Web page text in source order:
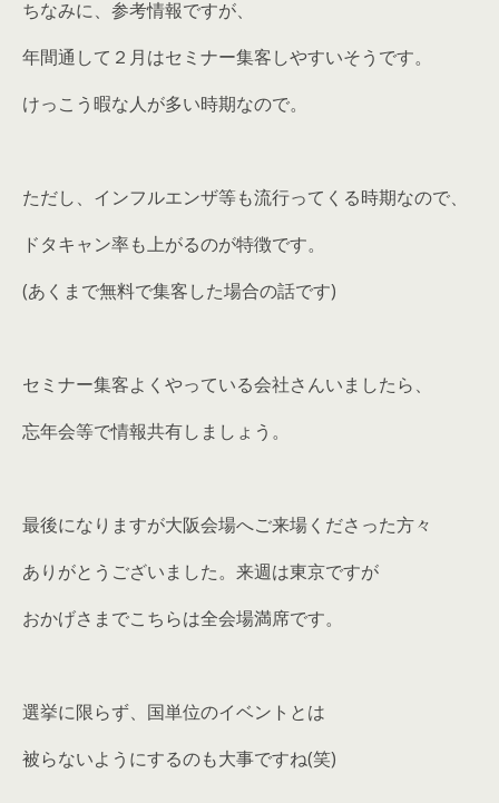
ちなみに、参考情報ですが、
年間通して２月はセミナー集客しやすいそうです。
けっこう暇な人が多い時期なので。
ただし、インフルエンザ等も流行ってくる時期なので、
ドタキャン率も上がるのが特徴です。
(あくまで無料で集客した場合の話です)
セミナー集客よくやっている会社さんいましたら、
忘年会等で情報共有しましょう。
最後になりますが大阪会場へご来場くださった方々
ありがとうございました。来週は東京ですが
おかげさまでこちらは全会場満席です。
選挙に限らず、国単位のイベントとは
被らないようにするのも大事ですね(笑)